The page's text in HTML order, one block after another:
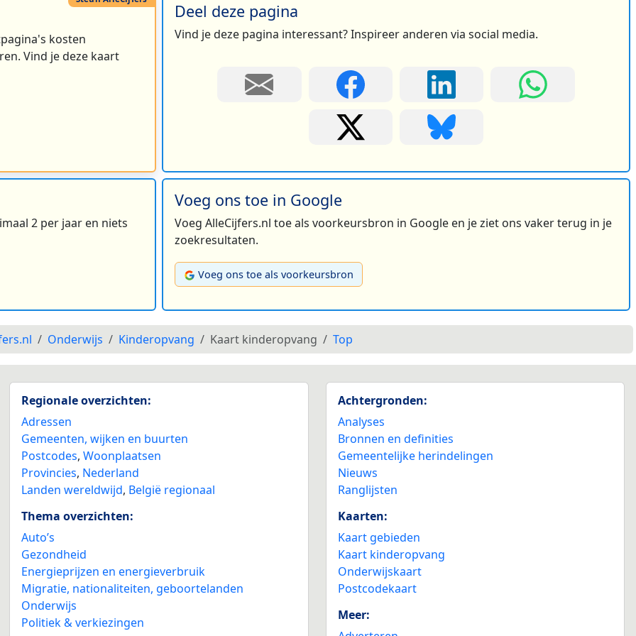
kosten
Vind je deze kaart
Deel deze pagina
Vind je deze pagina interessant? Inspireer anderen via social media.
2 per jaar en niets
Voeg ons toe in Google
Voeg AlleCijfers.nl toe als voorkeursbron in Google en je ziet ons vaker terug in je
zoekresultaten.
Voeg ons toe als voorkeursbron
Onderwijs Kinderopvang Kaart kinderopvang Top
Regionale overzichten:
Adressen
Gemeenten, wijken en buurten
Postcodes,Woonplaatsen
Provincies, Nederland
Landen wereldwijd, België regionaal
Thema overzichten:
Auto’s
Gezondheid
Energieprijzen en energieverbruik
Migratie, nationaliteiten, geboortelanden
Onderwijs
Politiek & verkiezingen
Achtergronden:
Analyses
Bronnen en definities
Gemeentelijke herindelingen
Nieuws
Ranglijsten
Kaarten:
Kaart gebieden
Kaart kinderopvang
Onderwijskaart
Postcodekaart
Meer: